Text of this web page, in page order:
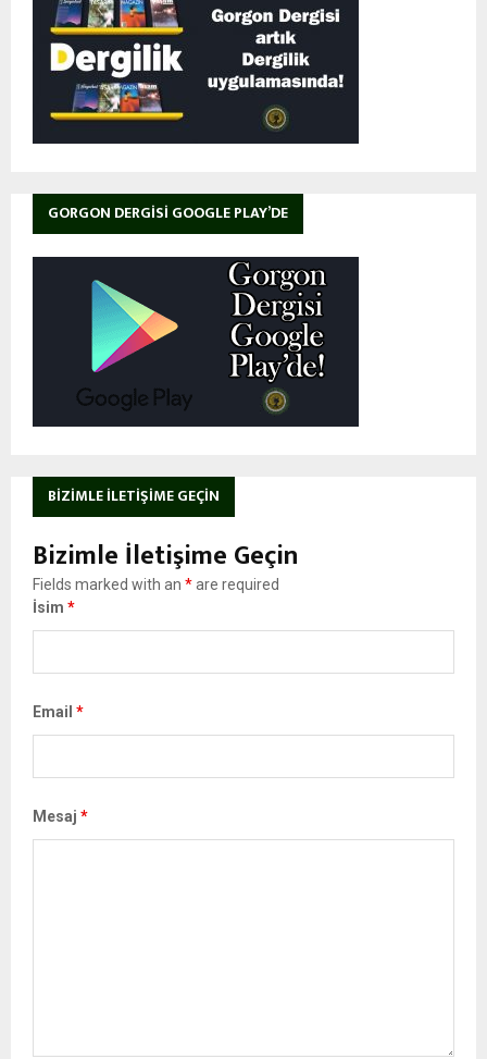
GORGON DERGISI GOOGLE PLAY’DE
BIZIMLE İLETIŞIME GEÇIN
Bizimle İletişime Geçin
Fields marked with an *are required
İsim *
Email *
Mesaj *